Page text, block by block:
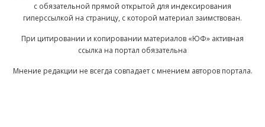
с обязательной прямой открытой для индексирования
гиперссылкой на страницу, с которой материал заимствован.
При цитировании и копировании материалов «ЮФ» активная
ссылка на портал обязательна
Мнение редакции не всегда совпадает с мнением авторов портала.